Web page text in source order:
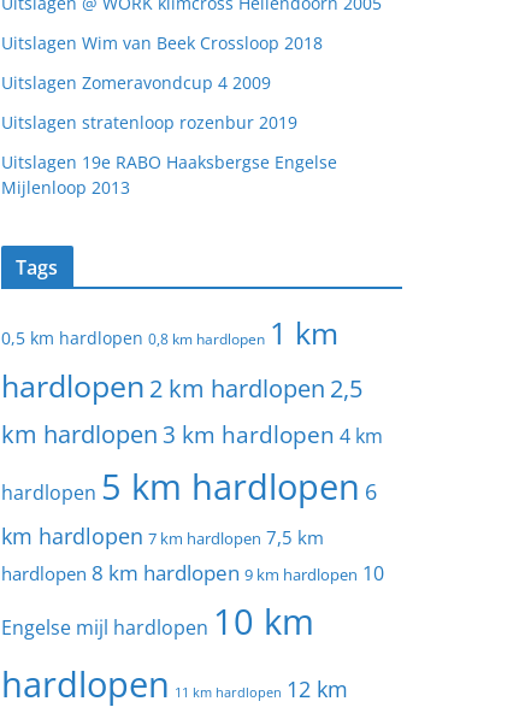
Uitslagen Wim van Beek Crossloop 2018
Uitslagen Zomeravondcup 4 2009
Uitslagen stratenloop rozenbur 2019
Uitslagen 19e RABO Haaksbergse Engelse
Mijlenloop 2013
Tags
0,5 km hardlopen 0,8 km hardlopen 1 km
hardlopen 2 km hardlopen 2,5
km hardlopen 3 km hardlopen 4 km
hardlopen 5 km hardlopen 6
km hardlopen 7 km hardlopen 7,5 km
hardlopen 8 km hardlopen 9 km hardlopen 10
Engelse mijl hardlopen 10 km
hardlopen 11 km hardlopen 12 km